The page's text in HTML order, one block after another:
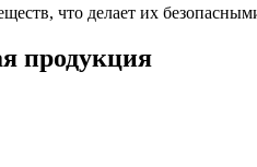
что делает их
продукция